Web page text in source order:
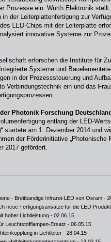
Prozesse ein. Würth Elektronik
in der Leiterplattenfertigung zur
LED-Chips mit der Leiterplatte
innovative Systeme zur
erforschen die Institute für
Systeme und
in der Prozesssteuerung und
Verbindungstechnik ein und das
Photonik Forschung
entlang der LED-
startete am 1. Dezember 2014 und
der Förderinitiative „Photonische
2017 gefördert.
- Breitbandige Infrarot-LED von Osram -
neue Fertigungsansätze für die LED
hoher Lichtleistung - 02.06.15
Leuchtstofflampen-Ersatz - 06.05.15
in Lichtleiter - 28.04.15